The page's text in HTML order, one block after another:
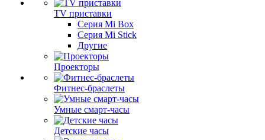
TV приставки
Серия Mi Box
Серия Mi Stick
Другие
Проекторы
Фитнес-браслеты
Умные смарт-часы
Детские часы